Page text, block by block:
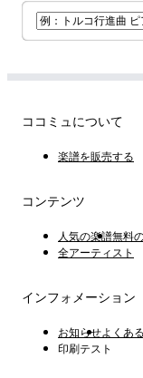
ココミュについて
楽譜を販売する
コンテンツ
人気の楽譜無料
全アーティスト
インフォメーション
お知らせよくあ
印刷テスト